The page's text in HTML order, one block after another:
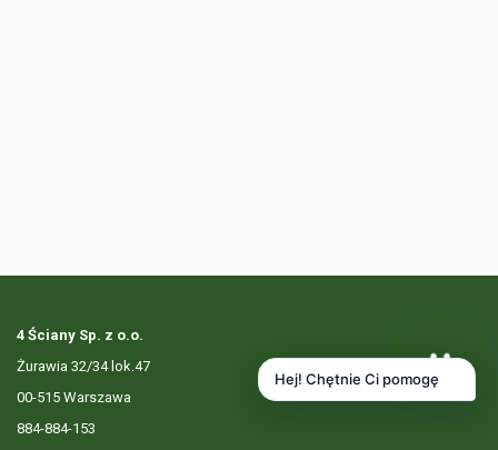
4 Ściany Sp. z o.o.
Żurawia 32/34 lok.47
00-515 Warszawa
884-884-153
Hej! Chętnie Ci pomogę